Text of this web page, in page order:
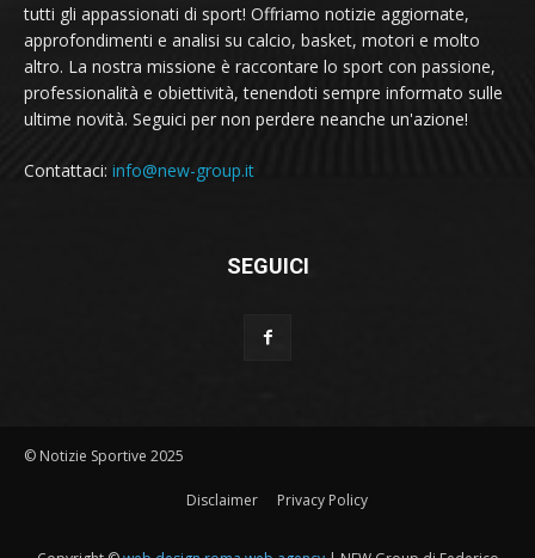
tutti gli appassionati di sport! Offriamo notizie aggiornate,
approfondimenti e analisi su calcio, basket, motori e molto
altro. La nostra missione è raccontare lo sport con passione,
professionalità e obiettività, tenendoti sempre informato sulle
ultime novità. Seguici per non perdere neanche un'azione!
Contattaci: info@new-group.it
SEGUICI
© Notizie Sportive 2025
Disclaimer Privacy Policy